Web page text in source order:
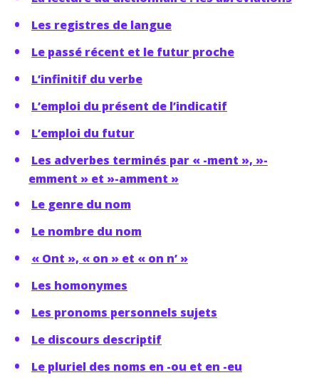
Les registres de langue
Le passé récent et le futur proche
L’infinitif du verbe
L’emploi du présent de l’indicatif
L’emploi du futur
Les adverbes terminés par « -ment », »-
emment » et »-amment »
Le genre du nom
Le nombre du nom
« Ont », « on » et « on n’ »
Les homonymes
Les pronoms personnels sujets
Le discours descriptif
Le pluriel des noms en -ou et en -eu